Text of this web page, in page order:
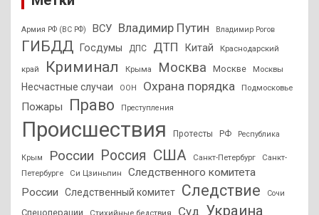
Армия РФ (ВС РФ) ВСУ Владимир Путин Владимир Рогов
ГИБДД Госдумы ДПС ДТП Китай Краснодарский
край Криминал Крыма Москва Москве Москвы
Несчастные случаи ООН Охрана порядка Подмосковье
Пожары Право Преступления
Происшествия Протесты РФ Республика
Крым России Россия США Санкт-Петербург
Санкт-
Петербурге
Си Цзиньпин
Следственного комитета
России
Следственный комитет Следствие Сочи
Спецоперации Стихийные бедствия Суд Украина